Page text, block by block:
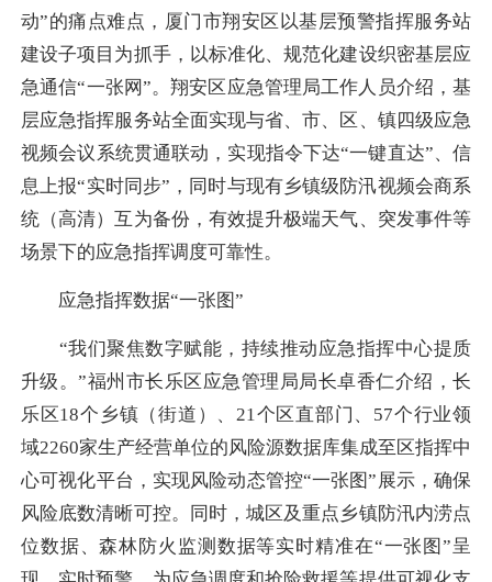
动”的痛点难点，厦门市翔安区以基层预警指挥服务站
建设子项目为抓手，以标准化、规范化建设织密基层应
急通信“一张网”。翔安区应急管理局工作人员介绍，基
层应急指挥服务站全面实现与省、市、区、镇四级应急
视频会议系统贯通联动，实现指令下达“一键直达”、信
息上报“实时同步”，同时与现有乡镇级防汛视频会商系
统（高清）互为备份，有效提升极端天气、突发事件等
场景下的应急指挥调度可靠性。
应急指挥数据“一张图”
“我们聚焦数字赋能，持续推动应急指挥中心提质
升级。”福州市长乐区应急管理局局长卓香仁介绍，长
乐区18个乡镇（街道）、21个区直部门、57个行业领
域2260家生产经营单位的风险源数据库集成至区指挥中
心可视化平台，实现风险动态管控“一张图”展示，确保
风险底数清晰可控。同时，城区及重点乡镇防汛内涝点
位数据、森林防火监测数据等实时精准在“一张图”呈